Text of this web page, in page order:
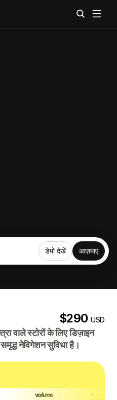
डेमो देखें आज़माएं
$290USD
वाले स्टोरों के लिए डिज़ाइन
नेविगेशन सुविधा है।